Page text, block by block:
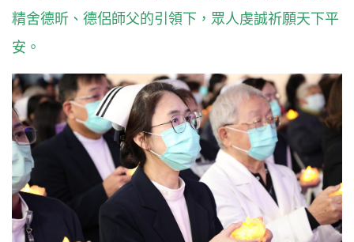
精舍德昕、德侶師父的引領下，眾人虔誠祈願天下平
安。